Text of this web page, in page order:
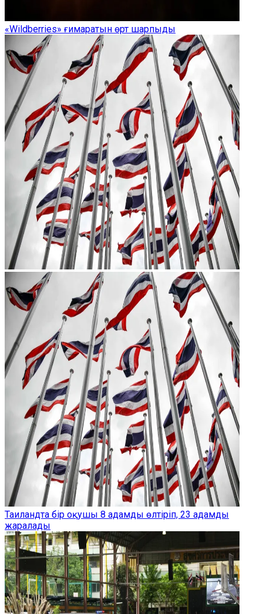
«Wildberries» ғимаратын өрт шарпыды
Таиландта бір оқушы 8 адамды өлтіріп, 23 адамды
жаралады